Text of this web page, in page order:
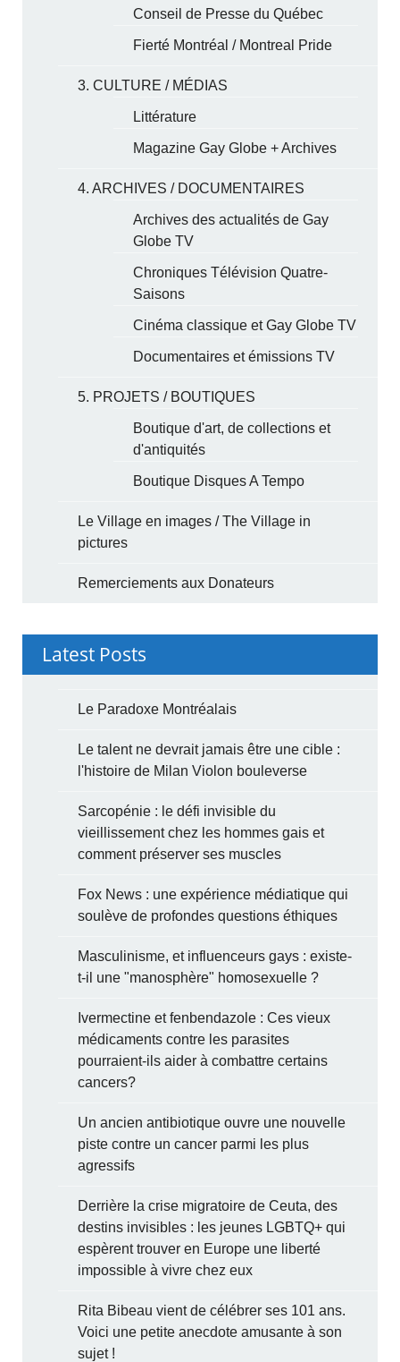
Conseil de Presse du Québec
Fierté Montréal / Montreal Pride
3. CULTURE / MÉDIAS
Littérature
Magazine Gay Globe + Archives
4. ARCHIVES / DOCUMENTAIRES
Archives des actualités de Gay
Globe TV
Chroniques Télévision Quatre-
Saisons
Cinéma classique et Gay Globe TV
Documentaires et émissions TV
5. PROJETS / BOUTIQUES
Boutique d'art, de collections et
d'antiquités
Boutique Disques A Tempo
Le Village en images / The Village in
pictures
Remerciements aux Donateurs
Latest Posts
Le Paradoxe Montréalais
Le talent ne devrait jamais être une cible :
l'histoire de Milan Violon bouleverse
Sarcopénie : le défi invisible du
vieillissement chez les hommes gais et
comment préserver ses muscles
Fox News : une expérience médiatique qui
soulève de profondes questions éthiques
Masculinisme, et influenceurs gays : existe-
t-il une "manosphère" homosexuelle ?
Ivermectine et fenbendazole : Ces vieux
médicaments contre les parasites
pourraient-ils aider à combattre certains
cancers?
Un ancien antibiotique ouvre une nouvelle
piste contre un cancer parmi les plus
agressifs
Derrière la crise migratoire de Ceuta, des
destins invisibles : les jeunes LGBTQ+ qui
espèrent trouver en Europe une liberté
impossible à vivre chez eux
Rita Bibeau vient de célébrer ses 101 ans.
Voici une petite anecdote amusante à son
sujet !